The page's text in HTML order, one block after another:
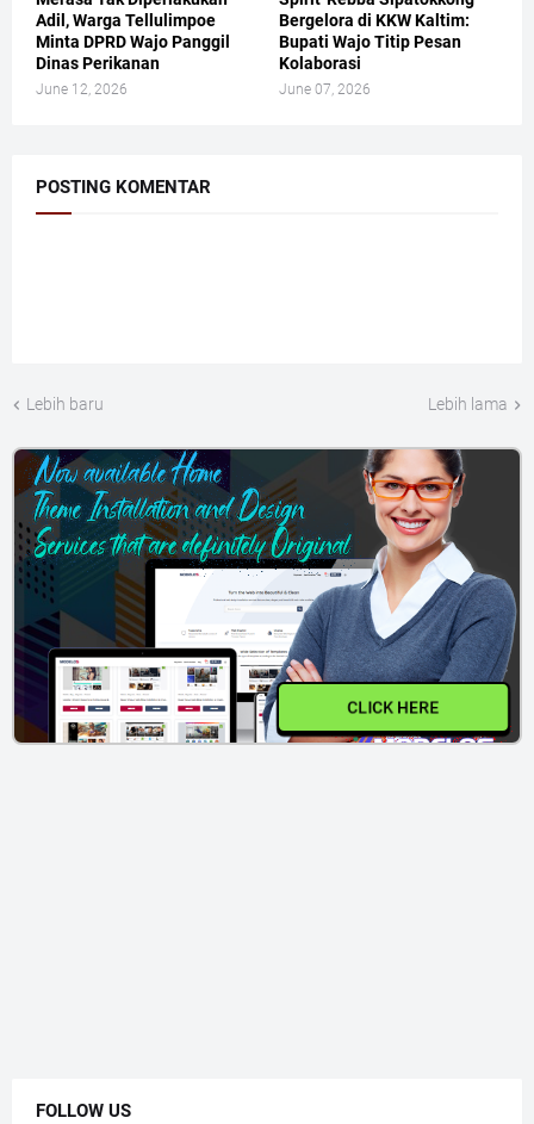
Adil, Warga Tellulimpoe
Minta DPRD Wajo Panggil
Dinas Perikanan
June 12, 2026
Bergelora di KKW Kaltim:
Bupati Wajo Titip Pesan
Kolaborasi
June 07, 2026
POSTING KOMENTAR
Lebih baru Lebih lama
CLICK HERE
FOLLOW US